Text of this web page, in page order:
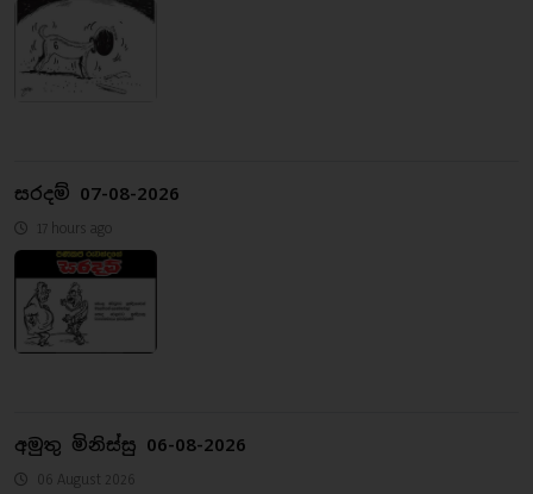
සරදම් 07-08-2026
17 hours ago
අමුතු මිනිස්සු 06-08-2026
06 August 2026